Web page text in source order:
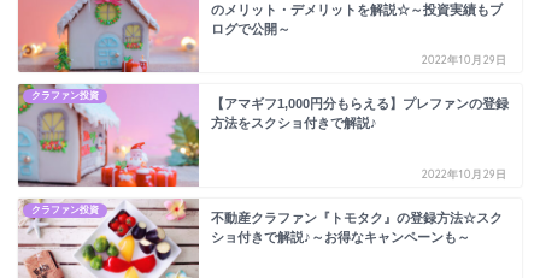
のメリット・デメリットを解説☆～投資実績もブ
ログで公開～
2022年10月29日
クラファン投資
【アマギフ1,000円分もらえる】プレファンの登録
方法をスクショ付きで解説♪
2022年10月29日
クラファン投資
不動産クラファン『トモタク』の登録方法☆スク
ショ付きで解説♪～お得なキャンペーンも～